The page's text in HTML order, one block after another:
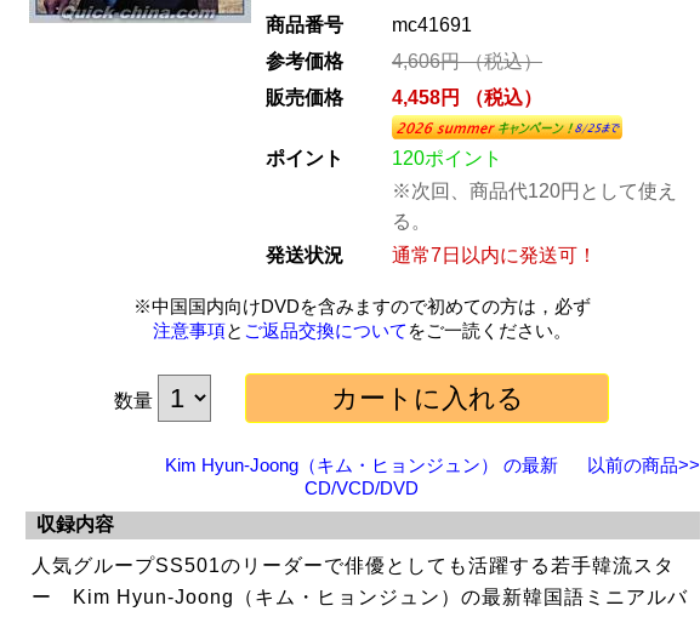
商品番号
mc41691
参考価格
4,606円 （税込）
販売価格
4,458円 （税込）
ポイント
120ポイント
※次回、商品代120円として使え
る。
発送状況
通常7日以内に発送可！
※中国国内向けDVDを含みますので初めての方は，必ず
注意事項と ご返品交換について をご一読ください。
数量
以前の商品>>
Kim Hyun-Joong（キム・ヒョンジュン） の最新
CD/VCD/DVD
収録内容
人気グループSS501のリーダーで俳優としても活躍する若手韓流スタ
ー Kim Hyun-Joong（キム・ヒョンジュン）の最新韓国語ミニアルバ